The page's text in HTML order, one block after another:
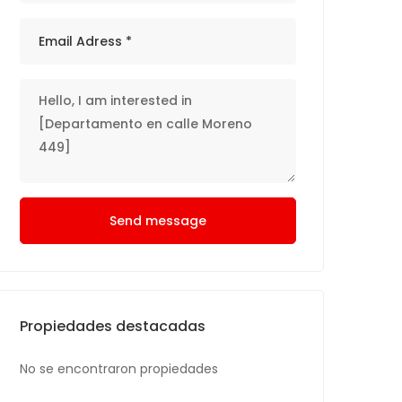
Send message
Propiedades destacadas
No se encontraron propiedades